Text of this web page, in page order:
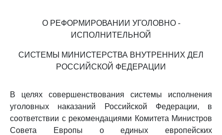
О РЕФОРМИРОВАНИИ УГОЛОВНО -
ИСПОЛНИТЕЛЬНОЙ
СИСТЕМЫ МИНИСТЕРСТВА ВНУТРЕННИХ ДЕЛ
РОССИЙСКОЙ ФЕДЕРАЦИИ
В целях совершенствования системы исполнения
уголовных наказаний Российской Федерации, в
соответствии с рекомендациями Комитета Министров
Совета Европы о единых европейских